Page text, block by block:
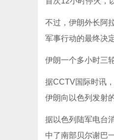
不过，伊朗外长阿
军事行动的最终决
伊朗一个多小时三
据CCTV国际时讯
伊朗向以色列发射
据以色列陆军电台
中了南部贝尔谢巴